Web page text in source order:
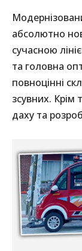
абсолютно
сучасною
та головна
повноцінні
зсувних. Крім
даху та